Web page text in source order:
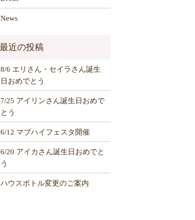
News
8/6 エリさん・セイラさん誕生
日おめでとう
7/25 アイリンさん誕生日おめで
とう
6/12 マブハイフェスタ開催
6/20 アイカさん誕生日おめでと
う
ハウスボトル変更のご案内